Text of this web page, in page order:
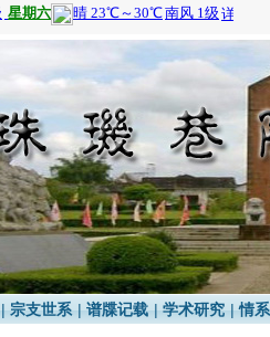
|宗支世系 |谱牒记载 |学术研究 |情